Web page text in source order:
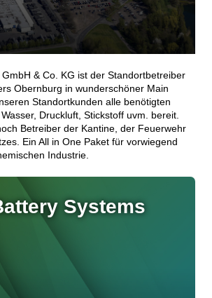
& Co. KG ist der Standortbetreiber
Obernburg in wunderschöner Main
Standortkunden alle benötigten
Druckluft, Stickstoff uvm. bereit.
Betreiber der Kantine, der Feuerwehr
Ein All in One Paket für vorwiegend
Industrie.
Systems